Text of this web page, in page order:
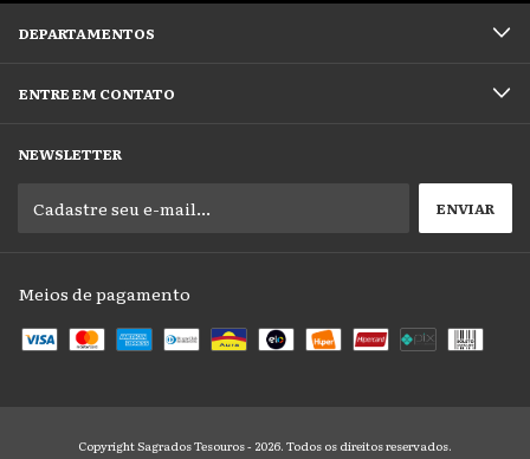
DEPARTAMENTOS
ENTRE EM CONTATO
NEWSLETTER
Meios de pagamento
Copyright Sagrados Tesouros - 2026. Todos os direitos reservados.